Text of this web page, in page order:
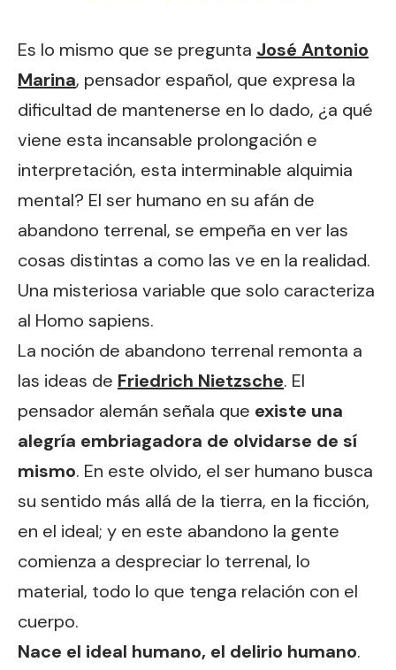
Es lo mismo que se pregunta José Antonio
Marina, pensador español, que expresa la
dificultad de mantenerse en lo dado, ¿a qué
viene esta incansable prolongación e
interpretación, esta interminable alquimia
mental? El ser humano en su afán de
abandono terrenal, se empeña en ver las
cosas distintas a como las ve en la realidad.
Una misteriosa variable que solo caracteriza
al Homo sapiens.
La noción de abandono terrenal remonta a
las ideas de Friedrich Nietzsche. El
pensador alemán señala que existe una
alegría embriagadora de olvidarse de sí
mismo. En este olvido, el ser humano busca
su sentido más allá de la tierra, en la ficción,
en el ideal; y en este abandono la gente
comienza a despreciar lo terrenal, lo
material, todo lo que tenga relación con el
cuerpo.
Nace el ideal humano, el delirio humano.